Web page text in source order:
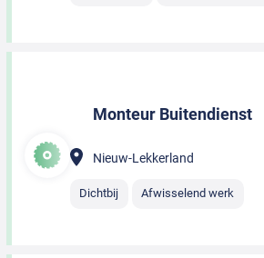
Monteur Buitendienst
Nieuw-Lekkerland
Dichtbij Afwisselend werk